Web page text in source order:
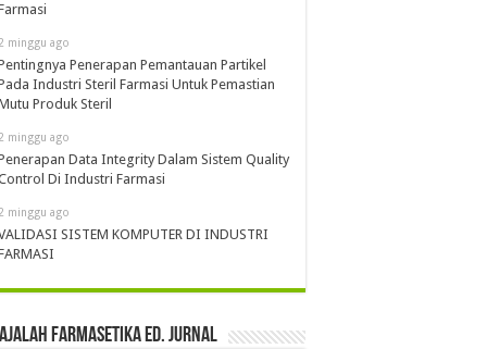
minggu ago
Penerapan Pemantauan Partikel
Industri Steril Farmasi Untuk Pemastian
Produk Steril
minggu ago
Data Integrity Dalam Sistem Quality
Di Industri Farmasi
minggu ago
SISTEM KOMPUTER DI INDUSTRI
Farmasetika Ed. Jurnal